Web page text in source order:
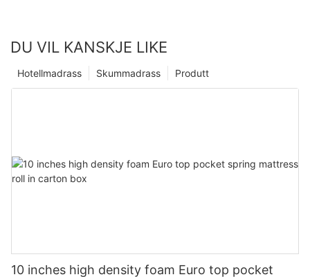
DU VIL KANSKJE LIKE
Produtt
Skummadrass
Hotellmadrass
10 inches high density foam Euro top pocket